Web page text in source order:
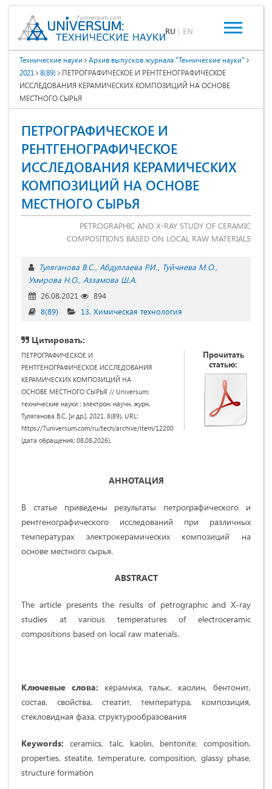
RU | EN
Технические науки
Архив выпусков журнала "Технические науки"
2021
8(89)
ПЕТРОГРАФИЧЕСКОЕ И РЕНТГЕНОГРАФИЧЕСКОЕ
ИССЛЕДОВАНИЯ КЕРАМИЧЕСКИХ КОМПОЗИЦИЙ НА ОСНОВЕ
МЕСТНОГО СЫРЬЯ
ПЕТРОГРАФИЧЕСКОЕ И
РЕНТГЕНОГРАФИЧЕСКОЕ
ИССЛЕДОВАНИЯ КЕРАМИЧЕСКИХ
КОМПОЗИЦИЙ НА ОСНОВЕ
МЕСТНОГО СЫРЬЯ
PETROGRAPHIC AND X-RAY STUDY OF CERAMIC
COMPOSITIONS BASED ON LOCAL RAW MATERIALS
Туляганова В.С. Абдуллаева Р.И. Туйчиева М.О.
Умирова Н.О. Аззамова Ш.А.
26.08.2021
894
8(89)
13. Химическая технология
Цитировать:
ПЕТРОГРАФИЧЕСКОЕ И
РЕНТГЕНОГРАФИЧЕСКОЕ ИССЛЕДОВАНИЯ
КЕРАМИЧЕСКИХ КОМПОЗИЦИЙ НА
ОСНОВЕ МЕСТНОГО СЫРЬЯ // Universum:
технические науки : электрон. научн. журн.
Туляганова В.С. [и др.]. 2021. 8(89). URL:
https://7universum.com/ru/tech/archive/item/12200
(дата обращения: 08.08.2026).
Прочитать
статью:
АННОТАЦИЯ
В статье приведены результаты петрографического и
рентгенографического исследований при различных
температурах электрокерамических композиций на
основе местного сырья.
ABSTRACT
The article presents the results of petrographic and X-ray
studies at various temperatures of electroceramic
compositions based on local raw materials.
Ключевые слова: керамика, тальк, каолин, бентонит,
состав, свойства, стеатит, температура, композиция,
стекловидная фаза, структурообразования
Keywords: ceramics, talc, kaolin, bentonite, composition,
properties, steatite, temperature, composition, glassy phase,
structure formation